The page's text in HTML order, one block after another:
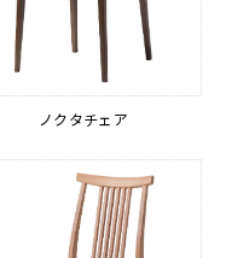
ノクタチェア